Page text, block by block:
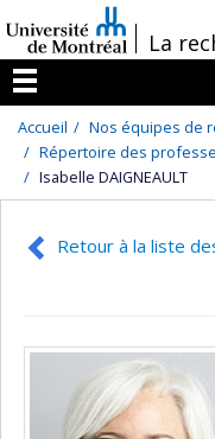
au
contenu
/La
Menu
Accueil
Nos équipes de
Répertoire des
Isabelle DAIGNEAULT
Retour à la liste